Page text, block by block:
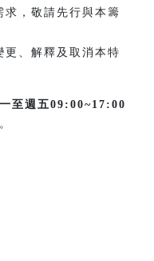
求，敬請先行與本籌
更、解釋及取消本特
至週五09:00~17:00